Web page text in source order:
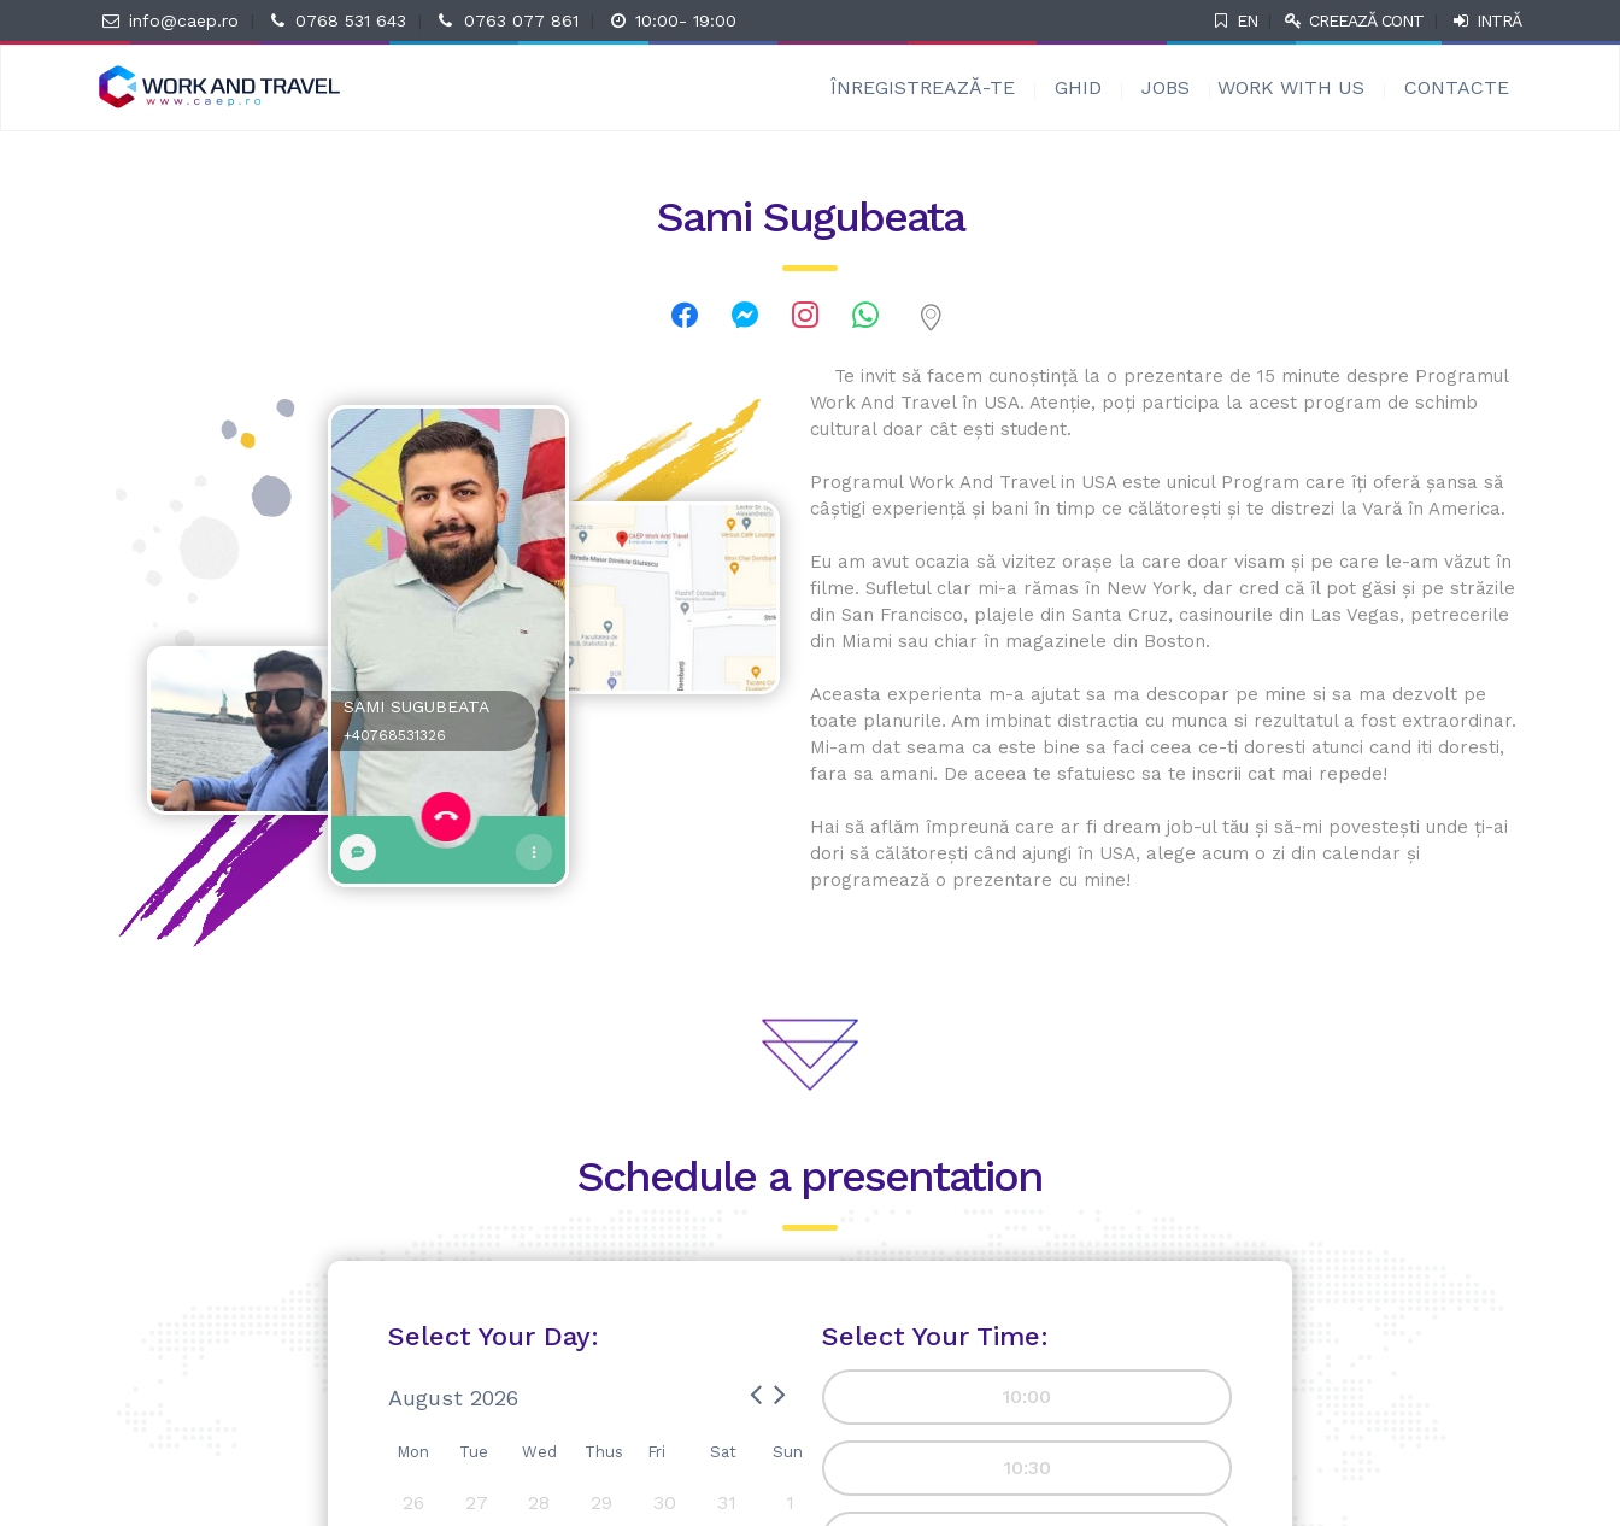
info@caep.ro 0768 531 643 0763 077 861 10:00- 19:00 EN CREEAZĂ CONT INTRĂ
ÎNREGISTREAZĂ-TE GHID JOBS WORK WITH US CONTACTE
Sami Sugubeata
SAMI SUGUBEATA
+40768531326
Te invit să facem cunoștință la o prezentare de 15 minute despre Programul
Work And Travel în USA. Atenție, poți participa la acest program de schimb
cultural doar cât ești student.
Programul Work And Travel in USA este unicul Program care îți oferă șansa să
câștigi experiență și bani în timp ce călătorești și te distrezi la Vară în America.
Eu am avut ocazia să vizitez orașe la care doar visam și pe care le-am văzut în
filme. Sufletul clar mi-a rămas în New York, dar cred că îl pot găsi și pe străzile
din San Francisco, plajele din Santa Cruz, casinourile din Las Vegas, petrecerile
din Miami sau chiar în magazinele din Boston.
Aceasta experienta m-a ajutat sa ma descopar pe mine si sa ma dezvolt pe
toate planurile. Am imbinat distractia cu munca si rezultatul a fost extraordinar.
Mi-am dat seama ca este bine sa faci ceea ce-ti doresti atunci cand iti doresti,
fara sa amani. De aceea te sfatuiesc sa te inscrii cat mai repede!
Hai să aflăm împreună care ar fi dream job-ul tău și să-mi povestești unde ți-ai
dori să călătorești când ajungi în USA, alege acum o zi din calendar și
programează o prezentare cu mine!
Schedule a presentation
Select Your Day:
August 2026
Mon Tue Wed Thus Fri Sat Sun
26 27 28 29 30 31 1
Select Your Time:
10:00
10:30